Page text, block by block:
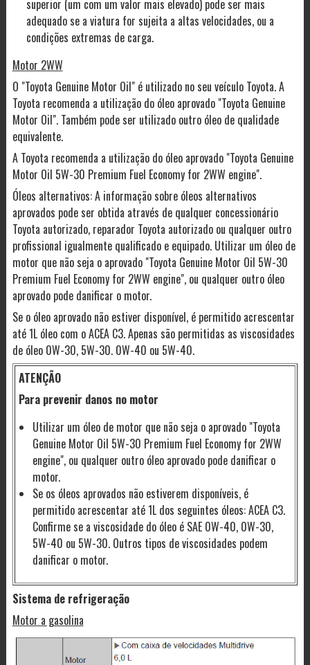
superior (um com um valor mais elevado) pode ser mais
adequado se a viatura for sujeita a altas velocidades, ou a
condições extremas de carga.
Motor 2WW
O "Toyota Genuine Motor Oil" é utilizado no seu veículo Toyota. A
Toyota recomenda a utilização do óleo aprovado "Toyota Genuine
Motor Oil". Também pode ser utilizado outro óleo de qualidade
equivalente.
A Toyota recomenda a utilização do óleo aprovado "Toyota Genuine
Motor Oil 5W-30 Premium Fuel Economy for 2WW engine".
Óleos alternativos: A informação sobre óleos alternativos
aprovados pode ser obtida através de qualquer concessionário
Toyota autorizado, reparador Toyota autorizado ou qualquer outro
profissional igualmente qualificado e equipado. Utilizar um óleo de
motor que não seja o aprovado "Toyota Genuine Motor Oil 5W-30
Premium Fuel Economy for 2WW engine", ou qualquer outro óleo
aprovado pode danificar o motor.
Se o óleo aprovado não estiver disponível, é permitido acrescentar
até 1L óleo com o ACEA C3. Apenas são permitidas as viscosidades
de óleo 0W-30, 5W-30. 0W-40 ou 5W-40.
ATENÇÃO
Para prevenir danos no motor
Utilizar um óleo de motor que não seja o aprovado "Toyota
Genuine Motor Oil 5W-30 Premium Fuel Economy for 2WW
engine", ou qualquer outro óleo aprovado pode danificar o
motor.
Se os óleos aprovados não estiverem disponíveis, é
permitido acrescentar até 1L dos seguintes óleos: ACEA C3.
Confirme se a viscosidade do óleo é SAE 0W-40, 0W-30,
5W-40 ou 5W-30. Outros tipos de viscosidades podem
danificar o motor.
Sistema de refrigeração
Motor a gasolina